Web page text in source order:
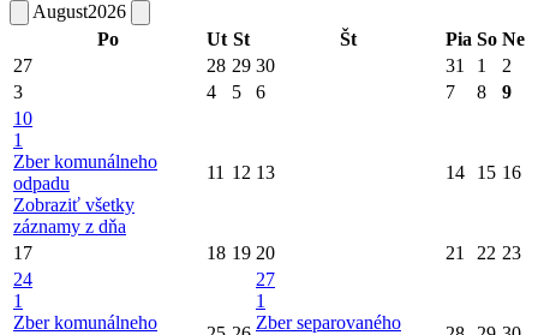
August2026
Po
Ut St Št Pia So Ne
27
28 29 30 31 1
2
3
4 5 6 7 8
9
10
1
Zber komunálneho
odpadu
Zobraziť všetky
záznamy z dňa
11 12 13 14 15 16
17 18 19 20 21 22 23
24
1
Zber komunálneho
27
1
Zber separovaného